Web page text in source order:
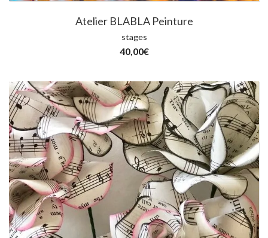
Atelier BLABLA Peinture
stages
40,00€